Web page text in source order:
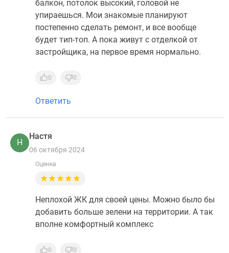
балкон, потолок высокий, головой не
упираешься. Мои знакомые планируют
постепенно сделать ремонт, и все вообще
будет тип-топ. А пока живут с отделкой от
застройщика, на первое время нормально.
0 0
Ответить
Н
Настя
06 октября 2024
Оценка
Неплохой ЖК для своей цены. Можно было бы
добавить больше зелени на территории. А так
вполне комфортный комплекс
0 0